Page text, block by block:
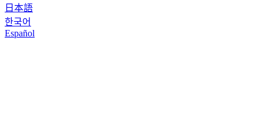
日本語
한국어
Español